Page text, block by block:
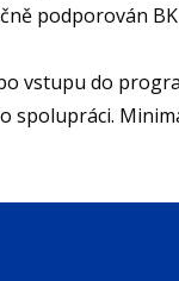
podporován
vstupu do
spolupráci.